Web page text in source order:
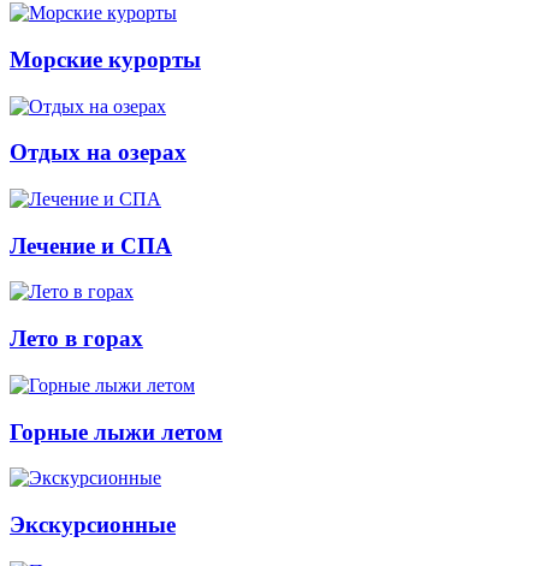
Морские курорты
Отдых на озерах
Лечение и СПА
Лето в горах
Горные лыжи летом
Экскурсионные